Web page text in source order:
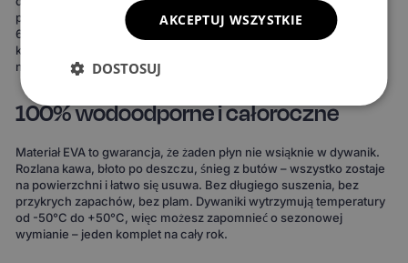
powierzchni, 3 wzory komórek i 20 wariantów obszycia – to ponad
690 kombinacji! Możesz wybrać dywaniki, które idealnie
komponują się z wnętrzem Twojego auta lub nadają mu zupełnie
nowy charakter.
100% wodoodporne i całoroczne
Materiał EVA to gwarancja, że żaden płyn nie wsiąknie w dywanik.
Rozlana kawa, błoto po deszczu, śnieg z butów – wszystko zostaje
na powierzchni i łatwo się usuwa. Bez długiego suszenia, bez
przykrych zapachów, bez plam. Dywaniki wytrzymują temperatury
od -50°C do +50°C, więc możesz zapomnieć o sezonowej
wymianie – jeden komplet na cały rok.
AKCEPTUJ WSZYSTKIE
DOSTOSUJ